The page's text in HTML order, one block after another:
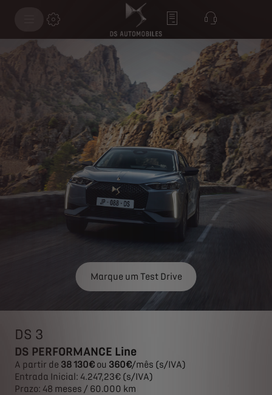
Marque um Test Drive
DS 3
DS PERFORMANCE Line
A partir de 38 130€ ou 360€/mês (s/IVA)
Entrada Inicial: 4.247,23€ (s/IVA)
Prazo: 48 meses / 60.000 km
DS 3 DS PERFORMANCE Line